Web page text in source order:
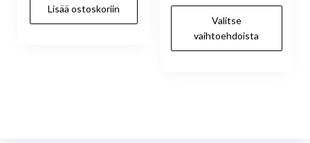
Lisää ostoskoriin
Valitse
vaihtoehdoista